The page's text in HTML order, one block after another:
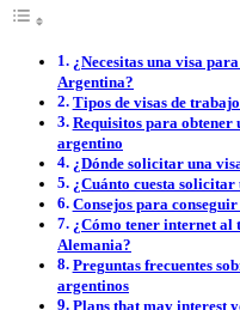
¿Necesitas una visa
Argentina?
Tipos de visas de
Requisitos para obtener
argentino
¿Dónde solicitar una
¿Cuánto cuesta
Consejos para
¿Cómo tener internet
Alemania?
Preguntas frecuentes
argentinos
Plans that may interest